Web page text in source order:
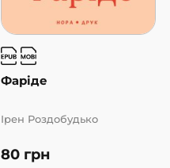
Фаріде
80 грн
Ірен Роздобудько